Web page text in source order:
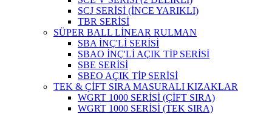
SCJ SERİSİ (İNCE YARIKLI)
TBR SERİSİ
SÜPER BALL LİNEAR RULMAN
SBA İNÇ'Lİ SERİSİ
SBAO İNÇ'Lİ AÇIK TİP SERİSİ
SBE SERİSİ
SBEO AÇIK TİP SERİSİ
TEK & ÇİFT SIRA MASURALI KIZAKLAR
WGRT 1000 SERİSİ (ÇİFT SIRA)
WGRT 1000 SERİSİ (TEK SIRA)